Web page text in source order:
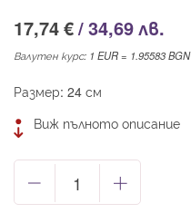
17,74 €/34,69 лв.
Валутен курс: 1 EUR = 1.95583 BGN
Размер: 24 см
Виж пълното описание